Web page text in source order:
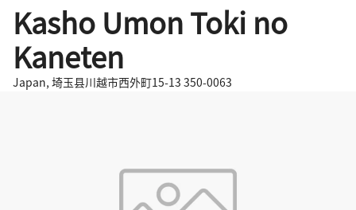
Kasho Umon Toki no
Kaneten
Japan, 埼玉县川越市西外町15-13 350-0063